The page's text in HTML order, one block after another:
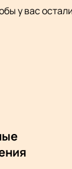
может
мегатонны
на сцене
Service» из
на каком
своего
у вас